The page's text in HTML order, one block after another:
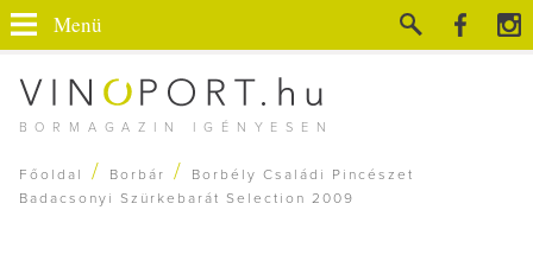
BORMAGAZIN IGÉNYESEN
Menü
Főoldal / Borbár /
Borbély Családi Pincészet
Badacsonyi Szürkebarát Selection 2009